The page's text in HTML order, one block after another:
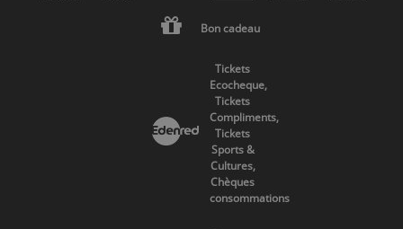
Bon cadeau
Tickets
Ecocheque,
Tickets
Compliments,
Tickets
Sports &
Cultures,
Chèques
consommations